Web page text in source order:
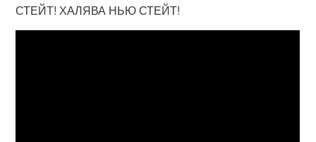
СТЕЙТ! ХАЛЯВА НЬЮ СТЕЙТ!